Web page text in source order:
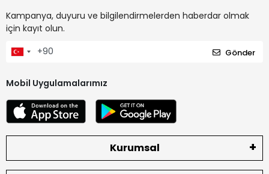
Kampanya, duyuru ve bilgilendirmelerden haberdar olmak
için kayıt olun.
Gönder
Mobil Uygulamalarımız
Kurumsal